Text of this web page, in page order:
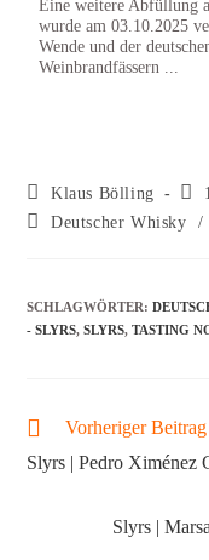
Eine weitere Abfüllung
wurde am 03.10.2025
Wende und der
Weinbrandfässern ...
Klaus Bölling
Deutscher Whisky
/
SCHLAGWÖRTER:
- SLYRS, SLYRS, TASTING
Vorheriger Beitrag
Slyrs | Pedro Ximénez
Slyrs |